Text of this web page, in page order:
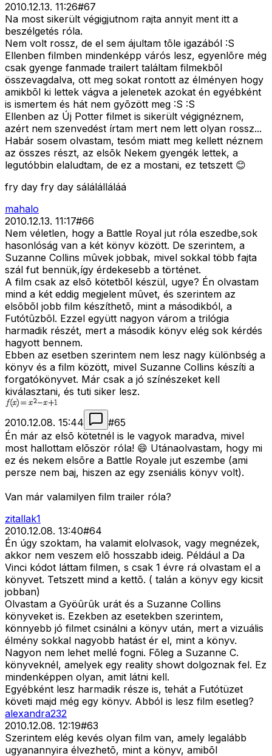
2010.12.13. 11:26#67
Na most sikerült végigjutnom rajta annyit ment itt a
beszélgetés róla.
Nem volt rossz, de el sem ájultam tõle igazából :S
Ellenben filmben mindenképp várós lesz, egyenlõre még
csak gyenge fanmade trailert találtam filmekbõl
összevagdalva, ott meg sokat rontott az élményen hogy
amikbõl ki lettek vágva a jelenetek azokat én egyébként
is ismertem és hát nem gyõzött meg :S :S
Ellenben az Új Potter filmet is sikerült végignéznem,
azért nem szenvedést írtam mert nem lett olyan rossz...
Habár sosem olvastam, tesóm miatt meg kellett néznem
az összes részt, az elsõk Nekem gyengék lettek, a
legutóbbin elaludtam, de ez a mostani, ez tetszett 😊
fry day fry day sálálálláláá
mahalo
2010.12.13. 11:17#66
Nem véletlen, hogy a Battle Royal jut róla eszedbe,sok
hasonlóság van a két könyv között. De szerintem, a
Suzanne Collins mûvek jobbak, mivel sokkal több fajta
szál fut bennük,így érdekesebb a történet.
A film csak az elsõ kötetbõl készül, ugye? Én olvastam
mind a két eddig megjelent mûvet, és szerintem az
elsõbõl jobb film készíthetõ, mint a másodikból, a
Futótûzbõl. Ezzel együtt nagyon várom a trilógia
harmadik részét, mert a második könyv elég sok kérdés
hagyott bennem.
Ebben az esetben szerintem nem lesz nagy különbség a
könyv és a film között, mivel Suzanne Collins készíti a
forgatókönyvet. Már csak a jó színészeket kell
kiválasztani, és tuti siker lesz.
2010.12.08. 15:44 #65
Én már az elsõ kötetnél is le vagyok maradva, mivel
most hallottam elõször róla! 😄 Utánaolvastam, hogy mi
ez és nekem elsõre a Battle Royale jut eszembe (ami
persze nem baj, hiszen az egy zseniális könyv volt).
Van már valamilyen film trailer róla?
zitallak1
2010.12.08. 13:40#64
Én úgy szoktam, ha valamit elolvasok, vagy megnézek,
akkor nem veszem elõ hosszabb ideig. Például a Da
Vinci kódot láttam filmen, s csak 1 évre rá olvastam el a
könyvet. Tetszett mind a kettõ. ( talán a könyv egy kicsit
jobban)
Olvastam a Gyöûrûk urát és a Suzanne Collins
könyveket is. Ezekben az esetekben szerintem,
könnyebb jó filmet csinálni a könyv után, mert a vizuális
élmény sokkal nagyobb hatást ér el, mint a könyv.
Nagyon nem lehet mellé fogni. Fõleg a Suzanne C.
könyveknél, amelyek egy reality showt dolgoznak fel. Ez
mindenképpen olyan, amit látni kell.
Egyébként lesz harmadik része is, tehát a Futótüzet
követi majd még egy könyv. Abból is lesz film esetleg?
alexandra232
2010.12.08. 12:19#63
Szerintem elég kevés olyan film van, amely legalább
ugyanannyira élvezhetõ, mint a könyv, amibõl